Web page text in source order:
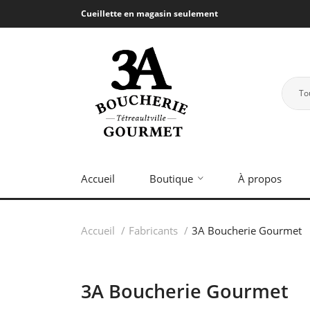
Cueillette en magasin seulement
Accueil Boutique À propos
Accueil Fabricants 3A Boucherie Gourmet
3A Boucherie Gourmet